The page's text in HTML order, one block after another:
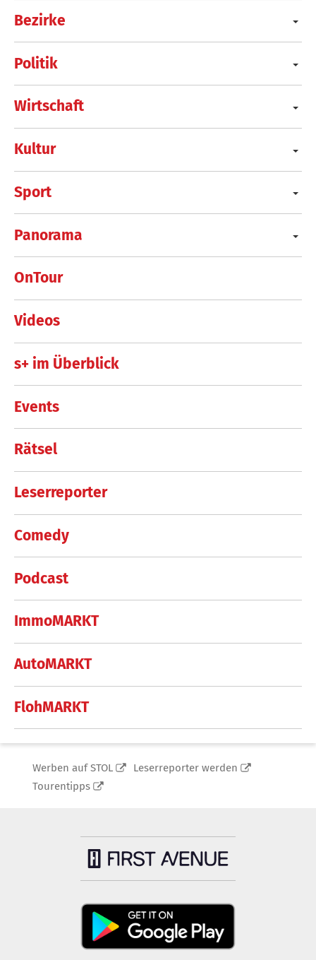
Bezirke
Politik
Wirtschaft
Kultur
Sport
Panorama
OnTour
Videos
s+ im Überblick
Events
Rätsel
Leserreporter
Comedy
Podcast
ImmoMARKT
AutoMARKT
FlohMARKT
Werben auf STOL
Leserreporter werden
Tourentipps